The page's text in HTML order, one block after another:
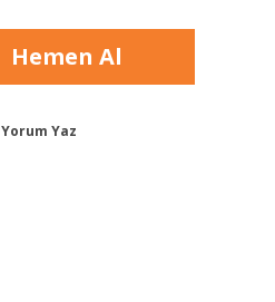
Hemen Al
Yorum Yaz